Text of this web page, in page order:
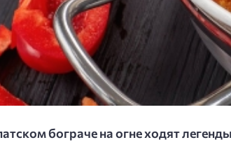
бограче на огне ходят